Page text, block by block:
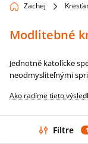
Zachej
Modlitebné
Jednotné katolícke
neodmysliteľnými
Ako radíme tieto
Filtre 1